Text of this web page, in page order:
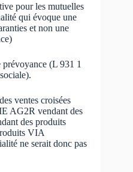
pour les mutuelles
qui évoque une
et non une
(L 931 1
ventes croisées
AG2R vendant des
des produits
VIA
ne serait donc pas